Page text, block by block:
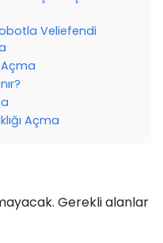
Veliefendi
Açma
Gerekli alanlar